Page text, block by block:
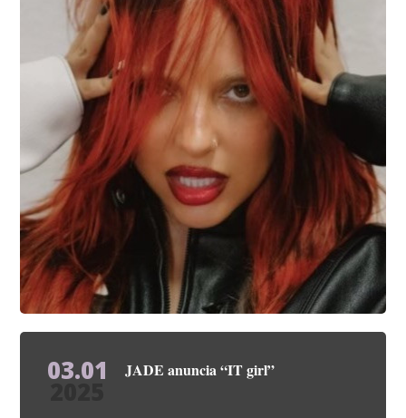
03.01 JADE anuncia “IT girl”